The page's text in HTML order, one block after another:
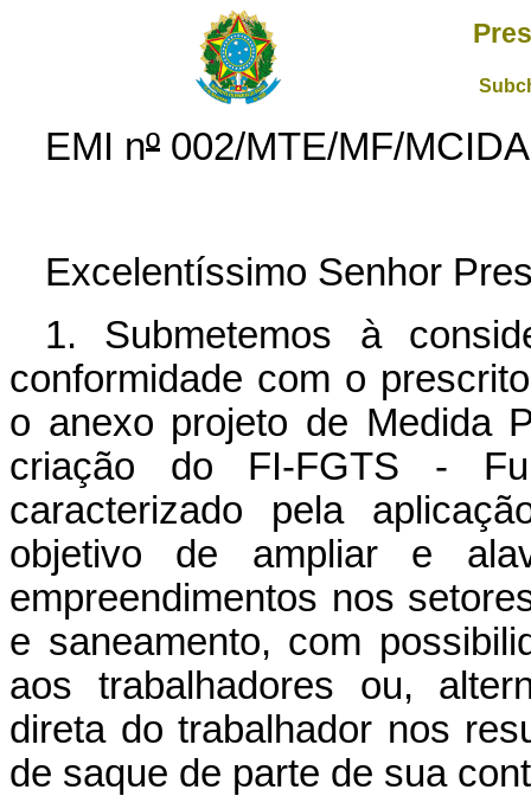
EMI nº 002/MTE/MF/
Excelentíssimo Senhor
1. Submetemos à
conformidade com o
o anexo projeto de Medida
criação do FI-FGTS -
caracterizado pela
objetivo de ampliar e
empreendimentos nos
e saneamento, com
aos trabalhadores ou,
direta do trabalhador nos
de saque de parte de sua